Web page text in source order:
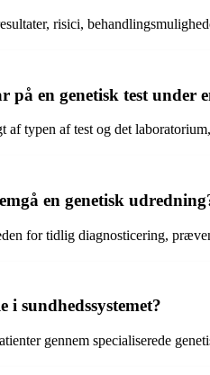
risici,
en genetisk test under
typen af test og det
en genetisk
for tidlig diagnosticering,
sundhedssystemet?
gennem specialiserede